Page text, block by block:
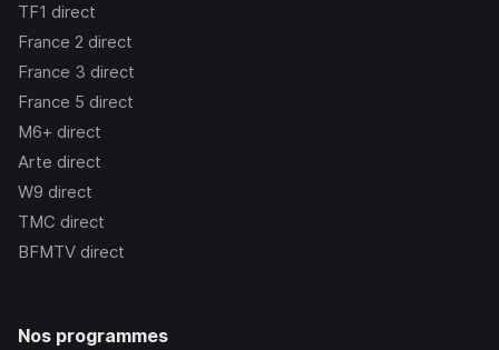
TF1 direct
France 2 direct
France 3 direct
France 5 direct
M6+ direct
Arte direct
W9 direct
TMC direct
BFMTV direct
Nos programmes